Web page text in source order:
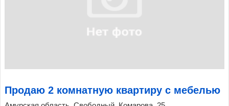
Продаю 2 комнатную квартиру с мебелью